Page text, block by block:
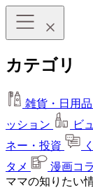
カテゴリ
雑貨・日用品
ッション
ビ
ネー・投資
タメ
漫画コ
ママの知りたい